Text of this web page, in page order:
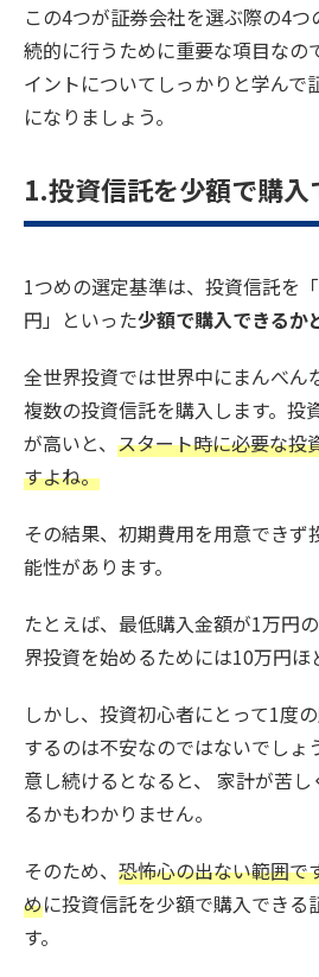
この4つが証券会社を選ぶ際の4
続的に行うために重要な項目なの
イントについてしっかりと学んで
になりましょう。
1.投資信託を少額で購入
1つめの選定基準は、投資信託を
円」といった少額で購入できるか
全世界投資では世界中にまんべん
複数の投資信託を購入します。投
が高いと、 スタート時に必要な投
すよね。
その結果、初期費用を用意できず
能性があります。
たとえば、最低購入金額が1万円
界投資を始めるためには10万円ほ
しかし、投資初心者にとって1度
するのは不安なのではないでしょ
意し続けるとなると、 家計が苦
るかもわかりません。
そのため、 恐怖心の出ない範囲で
めに投資信託を少額で購入できる
す。